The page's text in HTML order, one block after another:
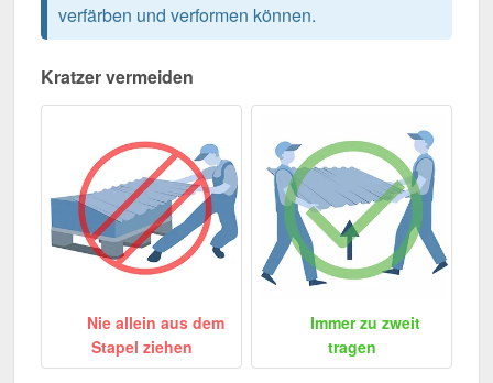
verfärben und verformen können.
Kratzer vermeiden
Nie allein aus dem
Stapel ziehen
Immer zu zweit
tragen